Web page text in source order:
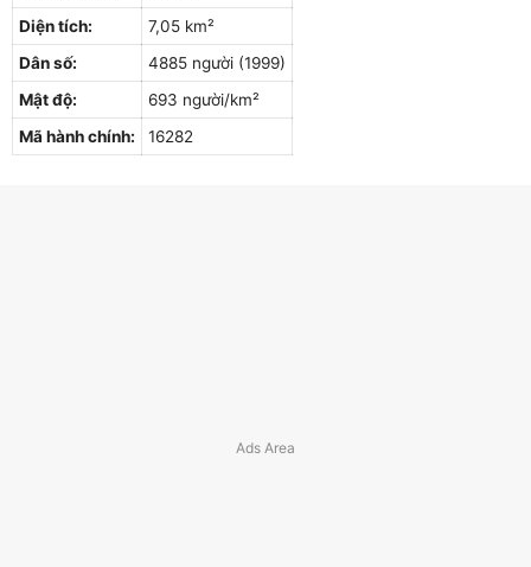
Diện tích:
7,05 km²
Dân số:
4885 người (1999)
Mật độ:
693 người/km²
Mã hành chính:
16282